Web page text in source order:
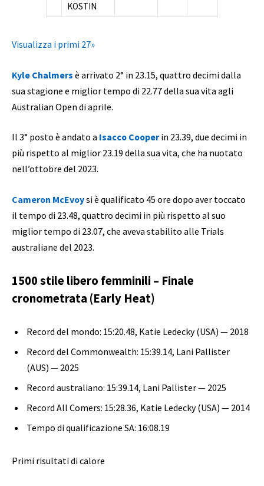
KOSTIN
Visualizza i primi 27»
Kyle Chalmers è arrivato 2° in 23.15, quattro decimi dalla
sua stagione e miglior tempo di 22.77 della sua vita agli
Australian Open di aprile.
Il 3° posto è andato a Isacco Cooperin 23.39, due decimi in
più rispetto al miglior 23.19 della sua vita, che ha nuotato
nell’ottobre del 2023.
Cameron McEvoysi è qualificato 45 ore dopo aver toccato
il tempo di 23.48, quattro decimi in più rispetto al suo
miglior tempo di 23.07, che aveva stabilito alle Trials
australiane del 2023.
1500 stile libero femminili – Finale
cronometrata (Early Heat)
Record del mondo: 15:20.48, Katie Ledecky (USA) — 2018
Record del Commonwealth: 15:39.14, Lani Pallister
(AUS) — 2025
Record australiano: 15:39.14, Lani Pallister — 2025
Record All Comers: 15:28.36, Katie Ledecky (USA) — 2014
Tempo di qualificazione SA: 16:08.19
Primi risultati di calore